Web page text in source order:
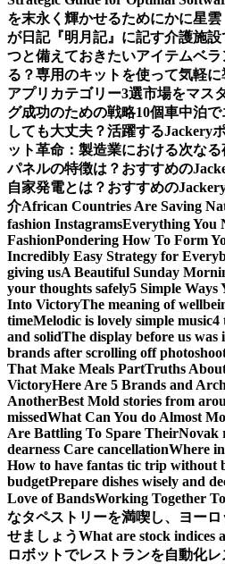
を末永く輝かせるためにかに星
が日記『明月記』に記す介護施設
つと備えておきたいアイテムベラ
る？専用のキットを使って気軽に
アプリカテゴリー3選市場をマス
グ成功のための戦略10個車中泊で
しても大丈夫？活躍するJackery
ット革命：製造業における次なる
パネルの特徴は？おすすめの
自家発電とは？おすすめの
介African Countries Are Saving
fashion InstagramsEverything You
FashionPondering How To Form
Incredibly Easy Strategy for
giving usA Beautiful Sunday
your thoughts safely5 Simple Ways
Into VictoryThe meaning of
timeMelodic is lovely simple music4
and solidThe display before us was
brands after scrolling off
That Make Meals PartTruths
VictoryHere Are 5 Brands and
AnotherBest Mold stories from
missedWhat Can You do Almost
Are Battling To Spare TheirNovak
dearness Care cancellationWhere
How to have fantas tic trip without
budgetPrepare dishes wisely and
Love of BandsWorking Together
なタペストリーを満喫し、ヨー
せましょうWhat are stock indices
ロボットでレストランを自動化レ